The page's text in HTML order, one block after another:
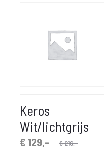
Keros
Wit/lichtgrijs
€216,-
€129,-